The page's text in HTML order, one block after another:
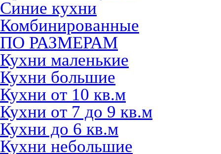
Синие кухни
Комбинированные
ПО РАЗМЕРАМ
Кухни маленькие
Кухни большие
Кухни от 10 кв.м
Кухни от 7 до 9 кв.м
Кухни до 6 кв.м
Кухни небольшие